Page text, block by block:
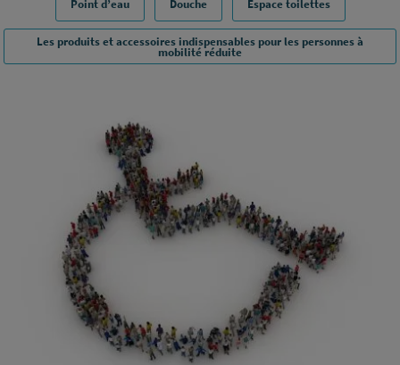
Point d’eau Douche Espace toilettes
Les produits et accessoires indispensables pour les personnes à
mobilité réduite